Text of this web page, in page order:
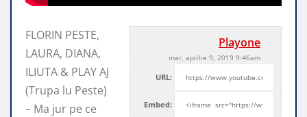
Playone
mar, aprilie 9, 2019 9:46am
URL:
Embed:
FLORIN PESTE,
LAURA, DIANA,
ILIUTA & PLAY AJ
(Trupa lu Peste)
– Ma jur pe ce